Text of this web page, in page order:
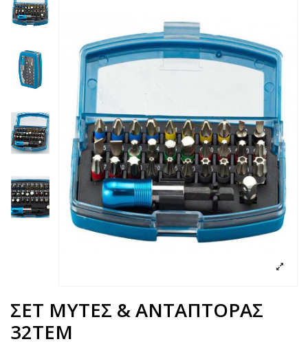
ΣΕΤ ΜΥΤΕΣ & ΑΝΤΑΠΤΟΡΑΣ
32TEM